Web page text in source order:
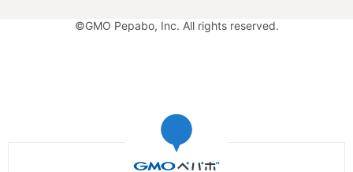
©GMO Pepabo, Inc. All rights reserved.